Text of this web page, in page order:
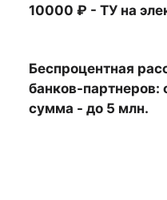
10000 ₽ - ТУ на
Беспроцентная
банков-партнеров:
сумма - до 5 млн.